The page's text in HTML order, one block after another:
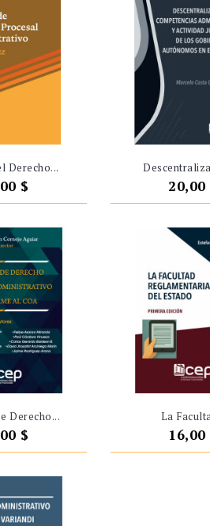
Derecho...
$ 20,00
Derecho...
$
La
16,00